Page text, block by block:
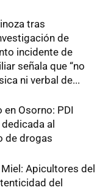
tras
de
incidente de
señala que “no
ni verbal de...
en Osorno: PDI
al
de drogas
Apicultores del
del